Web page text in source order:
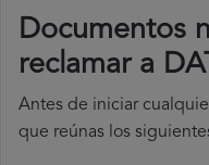
Documentos
reclamar a
Antes de iniciar
que reúnas los